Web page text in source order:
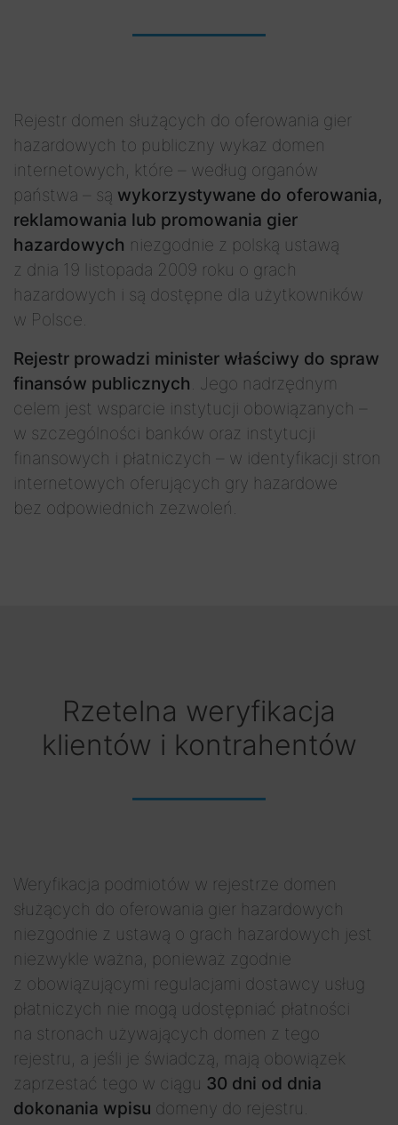
Rejestr domen służących do oferowania gier
hazardowych to publiczny wykaz domen
internetowych, które – według organów
państwa – są wykorzystywane do oferowania,
reklamowania lub promowania gier
hazardowych niezgodnie z polską ustawą
z dnia 19 listopada 2009 roku o grach
hazardowych i są dostępne dla użytkowników
w Polsce.
Rejestr prowadzi minister właściwy do spraw
finansów publicznych. Jego nadrzędnym
celem jest wsparcie instytucji obowiązanych –
w szczególności banków oraz instytucji
finansowych i płatniczych – w identyfikacji stron
internetowych oferujących gry hazardowe
bez odpowiednich zezwoleń.
Rzetelna weryfikacja
klientów i kontrahentów
Weryfikacja podmiotów w rejestrze domen
służących do oferowania gier hazardowych
niezgodnie z ustawą o grach hazardowych jest
niezwykle ważna, ponieważ zgodnie
z obowiązującymi regulacjami dostawcy usług
płatniczych nie mogą udostępniać płatności
na stronach używających domen z tego
rejestru, a jeśli je świadczą, mają obowiązek
zaprzestać tego w ciągu 30 dni od dnia
dokonania wpisu domeny do rejestru.